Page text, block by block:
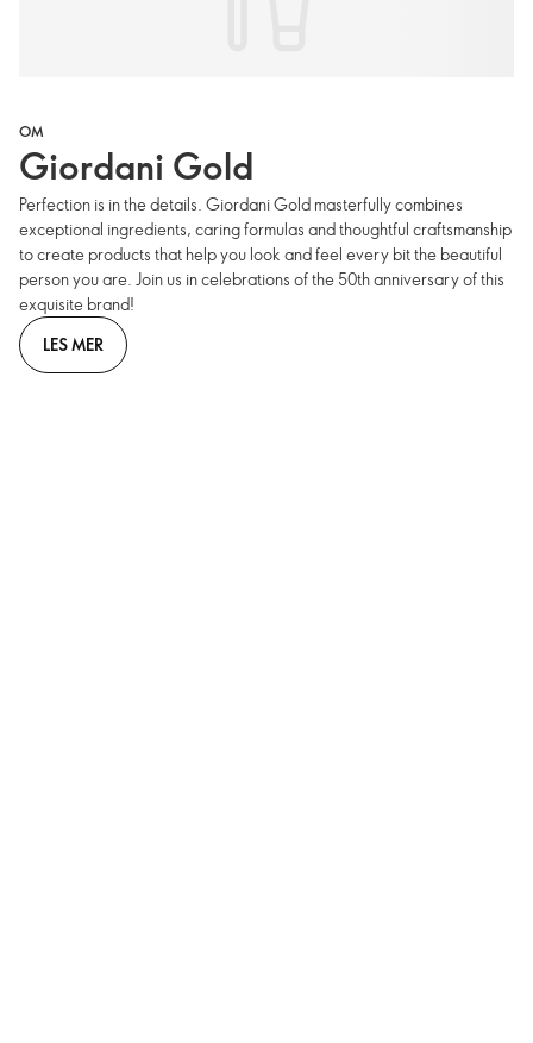
OM
Giordani Gold
Perfection is in the details. Giordani Gold masterfully combines
exceptional ingredients, caring formulas and thoughtful craftsmanship
to create products that help you look and feel every bit the beautiful
person you are. Join us in celebrations of the 50th anniversary of this
exquisite brand!
LES MER